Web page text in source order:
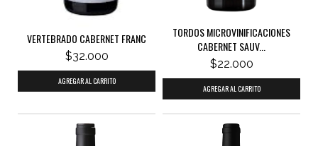
VERTEBRADO CABERNET FRANC
$32.000
TORDOS MICROVINIFICACIONES
CABERNET SAUV...
$22.000